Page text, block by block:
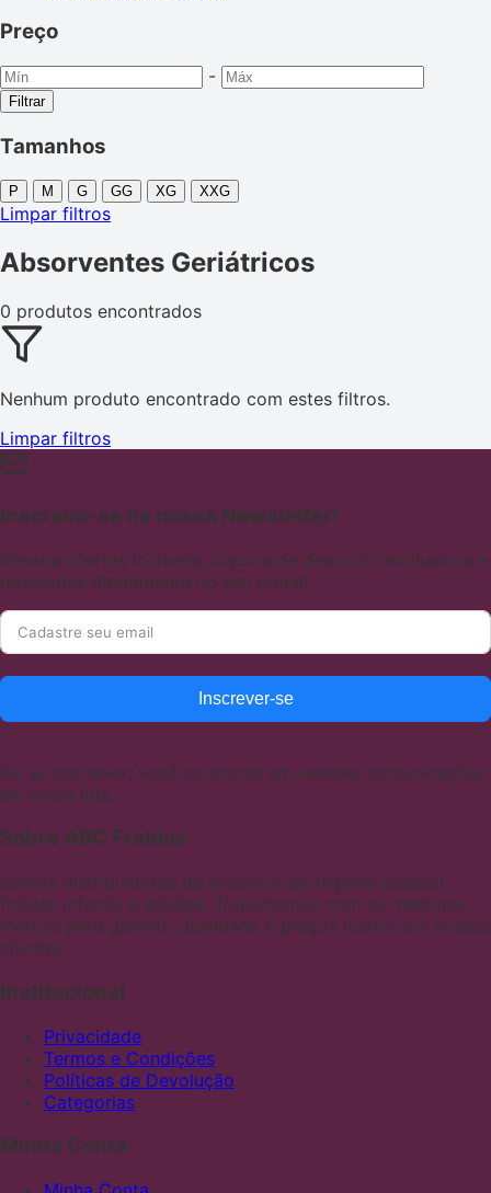
Preço
-
Filtrar
Tamanhos
P M G GG XG XXG
Limpar filtros
Absorventes Geriátricos
0 produtos encontrados
Nenhum produto encontrado com estes filtros.
Limpar filtros
Inscreva-se na nossa Newsletter!
Receba ofertas incríveis, cupons de desconto exclusivos e
novidades diretamente no seu e-mail.
Inscrever-se
Ao se inscrever, você concorda em receber comunicações
de nossa loja.
Sobre ABC Fraldas
Somos distribuidores de produtos de higiene pessoal,
fraldas infantis e adultas. Trabalhamos com as melhores
marcas para garantir qualidade e preços justos aos nossos
clientes
Institucional
Privacidade
Termos e Condições
Políticas de Devolução
Categorias
Minha Conta